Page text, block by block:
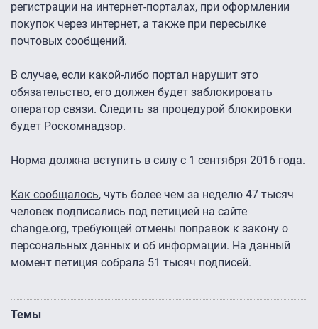
регистрации на интернет-порталах, при оформлении
покупок через интернет, а также при пересылке
почтовых сообщений.
В случае, если какой-либо портал нарушит это
обязательство, его должен будет заблокировать
оператор связи. Следить за процедурой блокировки
будет Роскомнадзор.
Норма должна вступить в силу с 1 сентября 2016 года.
Как сообщалось, чуть более чем за неделю 47 тысяч
человек подписались под петицией на сайте
change.org, требующей отмены поправок к закону о
персональных данных и об информации. На данный
момент петиция собрала 51 тысяч подписей.
Темы